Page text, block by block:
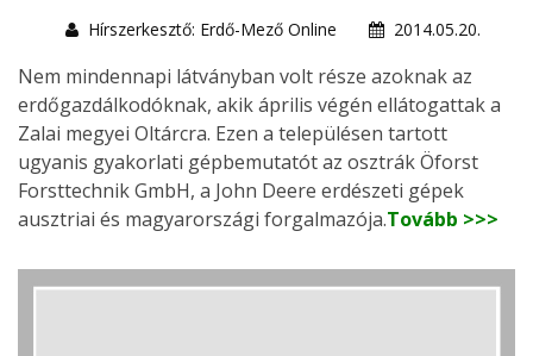
Hírszerkesztő: Erdő-Mező Online
2014.05.20.
Nem mindennapi látványban volt része azoknak az
erdőgazdálkodóknak, akik április végén ellátogattak a
Zalai megyei Oltárcra. Ezen a településen tartott
ugyanis gyakorlati gépbemutatót az osztrák Öforst
Forsttechnik GmbH, a John Deere erdészeti gépek
ausztriai és magyarországi forgalmazója.Tovább >>>